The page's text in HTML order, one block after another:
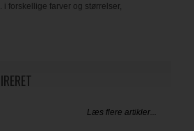
i forskellige farver og størrelser,
Læs flere artikler...